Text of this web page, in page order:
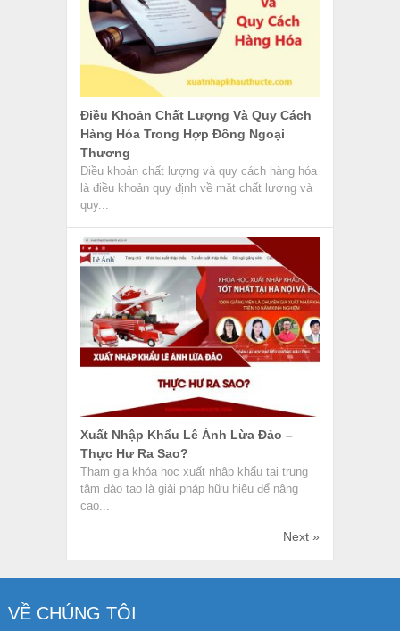
Điều Khoản Chất Lượng Và Quy Cách
Hàng Hóa Trong Hợp Đồng Ngoại
Thương
Điều khoản chất lượng và quy cách hàng hóa
là điều khoản quy định về mặt chất lượng và
quy...
Xuất Nhập Khẩu Lê Ánh Lừa Đảo –
Thực Hư Ra Sao?
Tham gia khóa học xuất nhập khẩu tại trung
tâm đào tạo là giải pháp hữu hiệu để nâng
cao...
Next »
VỀ CHÚNG TÔI